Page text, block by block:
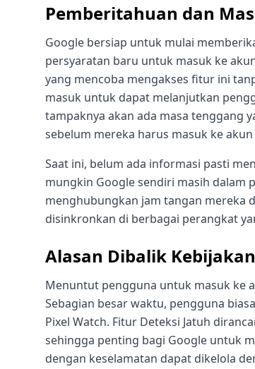
Pemberitahuan dan
Google bersiap untuk mulai
persyaratan baru untuk masuk ke
yang mencoba mengakses fitur ini
masuk untuk dapat melanjutkan
tampaknya akan ada masa tenggang
sebelum mereka harus masuk ke akun
Saat ini, belum ada informasi pasti
mungkin Google sendiri masih dalam
menghubungkan jam tangan mereka
disinkronkan di berbagai perangkat
Alasan Dibalik
Menuntut pengguna untuk masuk ke
Sebagian besar waktu, pengguna
Pixel Watch. Fitur Deteksi Jatuh
sehingga penting bagi Google untuk
dengan keselamatan dapat dikelola